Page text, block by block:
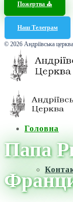
Пожертва ⛪️
Наш Телеграм
© 2026 Андріївська
Головна
Папа